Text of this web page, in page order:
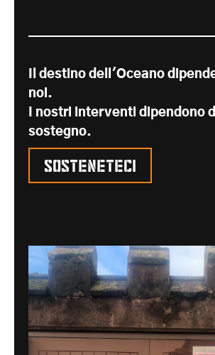
Il destino dell'Oceano
noi.
I nostri interventi dipendono
sostegno.
Sosteneteci